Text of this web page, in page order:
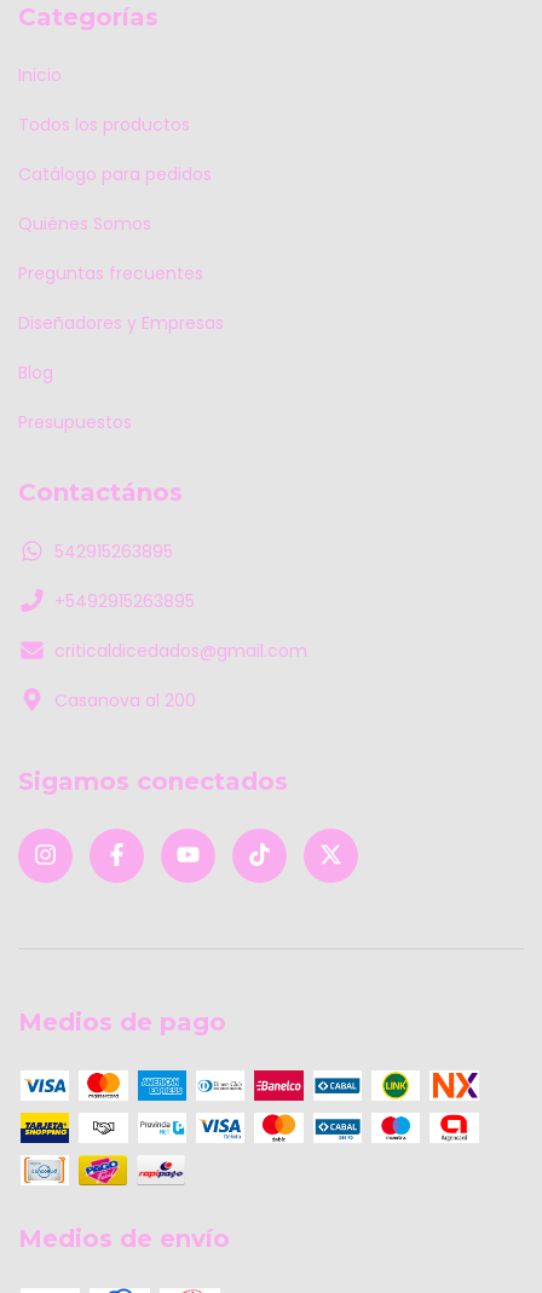
Categorías
Inicio
Todos los productos
Catálogo para pedidos
Quiénes Somos
Preguntas frecuentes
Diseñadores y Empresas
Blog
Presupuestos
Contactános
542915263895
+5492915263895
criticaldicedados@gmail.com
Casanova al 200
Sigamos conectados
Medios de pago
Medios de envío